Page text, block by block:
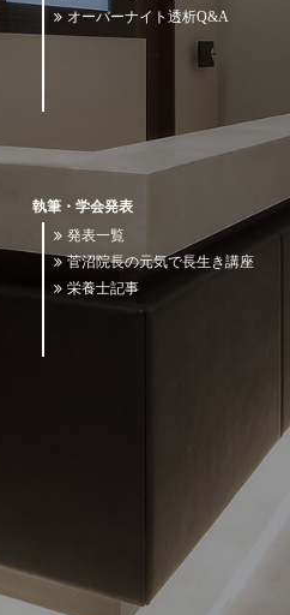
オーバーナイト透析Q&A
執筆・学会発表
発表一覧
菅沼院長の元気で長生き講座
栄養士記事